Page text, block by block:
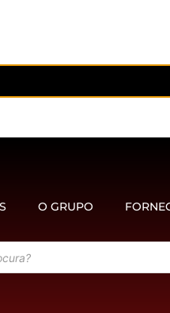
O GRUPO